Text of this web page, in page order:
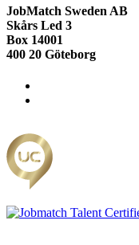
JobMatch Sweden AB
Skårs Led 3
Box 14001
400 20 Göteborg